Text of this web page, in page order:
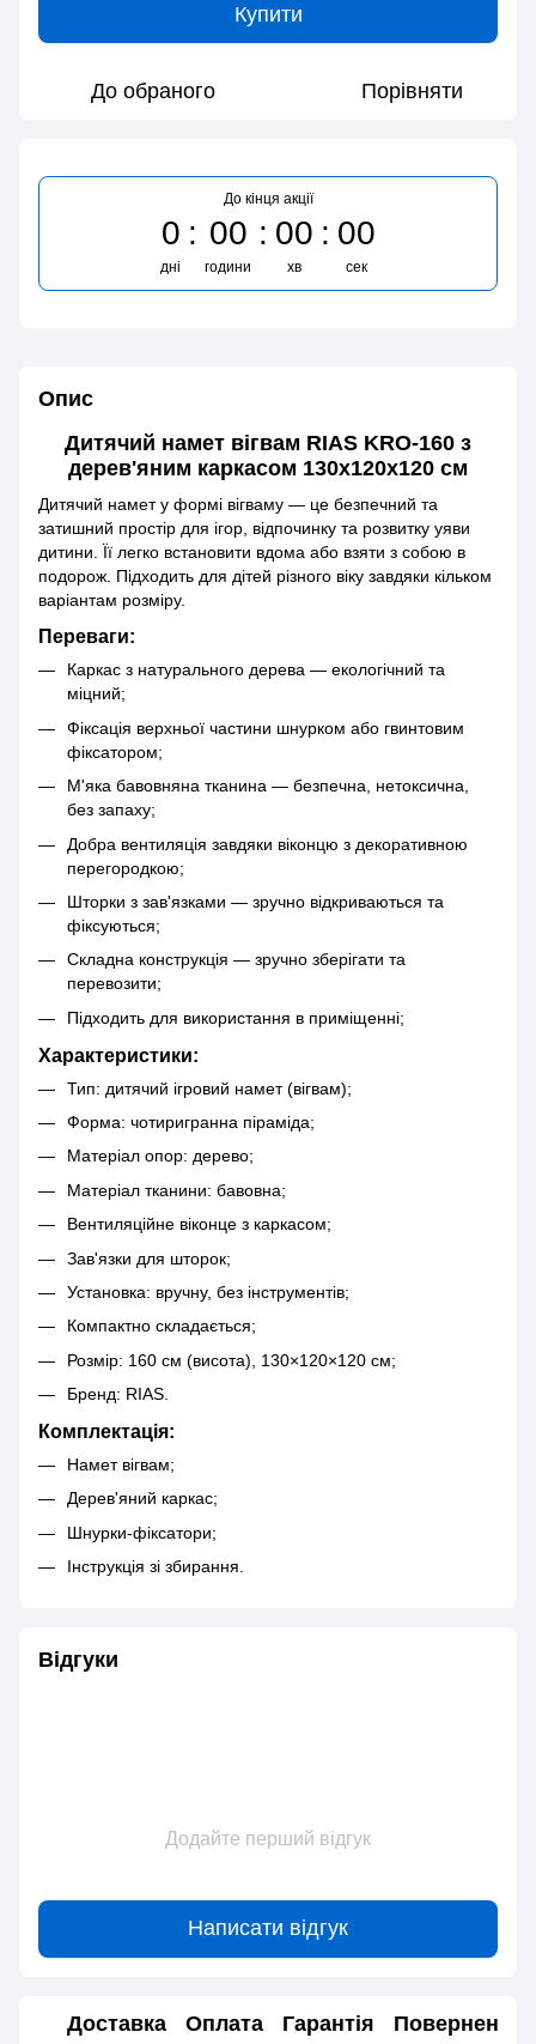
Купити
До обраного Порівняти
До кінця акції
0
дні
00
години
00
хв
00
сек
Опис
Дитячий намет вігвам RIAS KRO-160 з
дерев'яним каркасом 130x120x120 см
Дитячий намет у формі вігваму — це безпечний та
затишний простір для ігор, відпочинку та розвитку уяви
дитини. Її легко встановити вдома або взяти з собою в
подорож. Підходить для дітей різного віку завдяки кільком
варіантам розміру.
Переваги:
Каркас з натурального дерева — екологічний та
міцний;
Фіксація верхньої частини шнурком або гвинтовим
фіксатором;
М'яка бавовняна тканина — безпечна, нетоксична,
без запаху;
Добра вентиляція завдяки віконцю з декоративною
перегородкою;
Шторки з зав'язками — зручно відкриваються та
фіксуються;
Складна конструкція — зручно зберігати та
перевозити;
Підходить для використання в приміщенні;
Характеристики:
Тип: дитячий ігровий намет (вігвам);
Форма: чотиригранна піраміда;
Матеріал опор: дерево;
Матеріал тканини: бавовна;
Вентиляційне віконце з каркасом;
Зав'язки для шторок;
Установка: вручну, без інструментів;
Компактно складається;
Розмір: 160 см (висота), 130×120×120 см;
Бренд: RIAS.
Комплектація:
Намет вігвам;
Дерев'яний каркас;
Шнурки-фіксатори;
Інструкція зі збирання.
Відгуки
Додайте перший відгук
Написати відгук
Доставка Оплата Гарантія Повернення